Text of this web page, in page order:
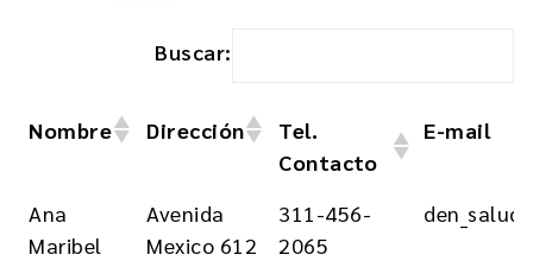
Buscar:
Nombre Dirección
Tel.
Contacto
E-mail
Nombre Dirección
Tel.
Contacto
E-mail
Ana
Maribel
Avenida
Mexico 612
311-456-
2065